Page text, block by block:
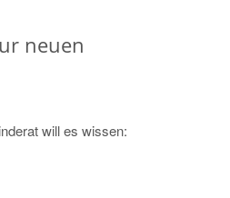
neuen
will es wissen: